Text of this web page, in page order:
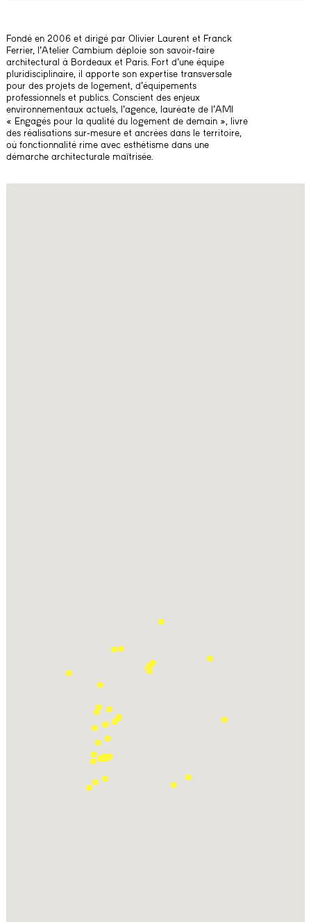
Fondé en 2006 et dirigé par Olivier Laurent et Franck
Ferrier, l’Atelier Cambium déploie son savoir-faire
architectural à Bordeaux et Paris. Fort d’une équipe
pluridisciplinaire, il apporte son expertise transversale
pour des projets de logement, d’équipements
professionnels et publics. Conscient des enjeux
environnementaux actuels, l’agence, lauréate de l’AMI
« Engagés pour la qualité du logement de demain », livre
des réalisations sur-mesure et ancrées dans le territoire,
où fonctionnalité rime avec esthétisme dans une
démarche architecturale maîtrisée.